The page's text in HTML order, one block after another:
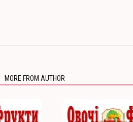
MORE FROM AUTHOR